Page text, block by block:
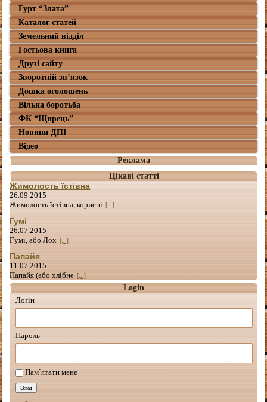
Гурт “Злата”
Каталог статей
Земельний відділ
Гостьова книга
Друзі сайту
Зворотній зв’язок
Дошка оголошень
Вільна боротьба
ФК “Щирець”
Новини ДПІ
Відео
Реклама
Цікаві статті
Жимолость їстівна
26.09.2015
Жимолость їстівна, корисні [...]
Гумі
26.07.2015
Гумі, або Лох [...]
Папайя
11.07.2015
Папайя (або хлібне [...]
Login
Лоґін
Пароль
Пам`ятати мене